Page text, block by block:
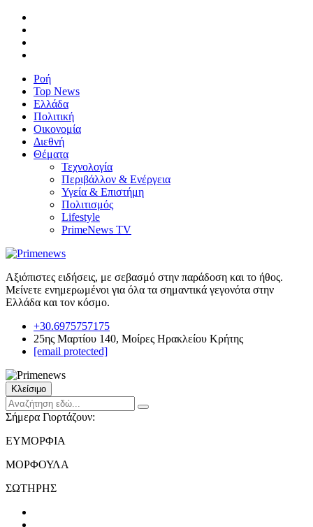
Ροή
Top News
Ελλάδα
Πολιτική
Οικονομία
Διεθνή
Θέματα
Τεχνολογία
Περιβάλλον & Ενέργεια
Υγεία & Επιστήμη
Πολιτισμός
Lifestyle
PrimeNews TV
Αξιόπιστες ειδήσεις, με σεβασμό στην παράδοση και το ήθος.
Μείνετε ενημερωμένοι για όλα τα σημαντικά γεγονότα στην
Ελλάδα και τον κόσμο.
+30.6975757175
25ης Μαρτίου 140, Μοίρες Ηρακλείου Κρήτης
[email protected]
Κλείσιμο
Σήμερα Γιορτάζουν:
ΕΥΜΟΡΦΙΑ
ΜΟΡΦΟΥΛΑ
ΣΩΤΗΡΗΣ